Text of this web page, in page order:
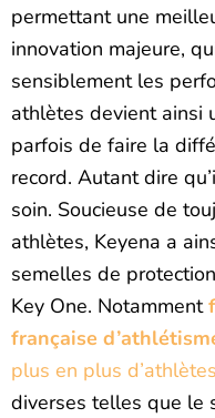
permettant une
innovation majeure,
sensiblement les
athlètes devient ainsi
parfois de faire la
record. Autant dire
soin. Soucieuse de
athlètes, Keyena a
semelles de
Key One. Notamment
française
plus en plus d’athlètes
diverses telles que le